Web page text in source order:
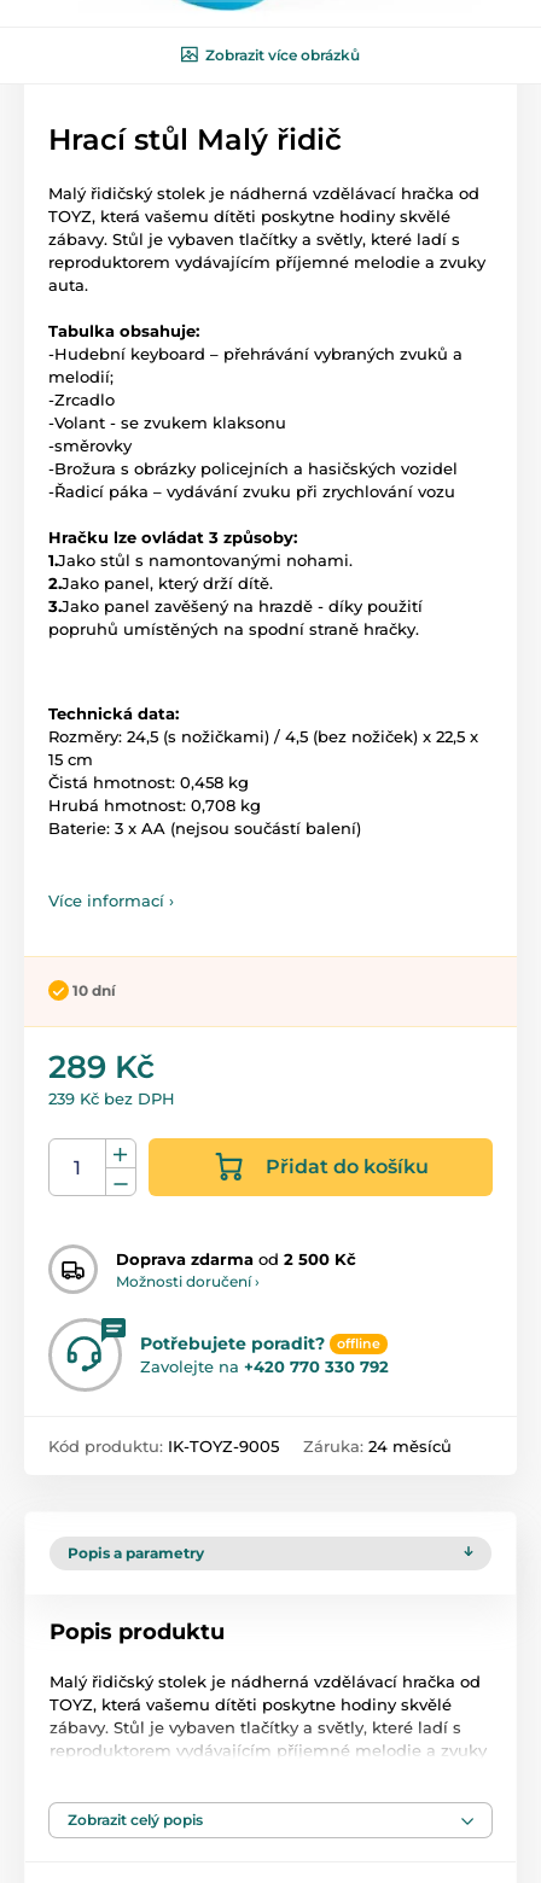
Zobrazit více obrázků
Hrací stůl Malý řidič
Malý řidičský stolek je nádherná vzdělávací hračka od
TOYZ, která vašemu dítěti poskytne hodiny skvělé
zábavy. Stůl je vybaven tlačítky a světly, které ladí s
reproduktorem vydávajícím příjemné melodie a zvuky
auta.
Tabulka obsahuje:
-Hudební keyboard – přehrávání vybraných zvuků a
melodií;
-Zrcadlo
-Volant - se zvukem klaksonu
-směrovky
-Brožura s obrázky policejních a hasičských vozidel
-Řadicí páka – vydávání zvuku při zrychlování vozu
Hračku lze ovládat 3 způsoby:
1.Jako stůl s namontovanými nohami.
2.Jako panel, který drží dítě.
3.Jako panel zavěšený na hrazdě - díky použití
popruhů umístěných na spodní straně hračky.
Technická data:
Rozměry: 24,5 (s nožičkami) / 4,5 (bez nožiček) x 22,5 x
15 cm
Čistá hmotnost: 0,458 kg
Hrubá hmotnost: 0,708 kg
Baterie: 3 x AA (nejsou součástí balení)
Více informací ›
10 dní
289 Kč
239 Kč bez DPH
Přidat do košíku
Doprava zdarma od 2 500 Kč
Možnosti doručení ›
Potřebujete poradit? offline
Zavolejte na +420 770 330 792
Kód produktu: IK-TOYZ-9005 Záruka: 24 měsíců
Popis a parametry
Popis produktu
Malý řidičský stolek je nádherná vzdělávací hračka od
TOYZ, která vašemu dítěti poskytne hodiny skvělé
zábavy. Stůl je vybaven tlačítky a světly, které ladí s
reproduktorem vydávajícím příjemné melodie a zvuky
Tabulka obsahuje:
-Hudební keyboard – přehrávání vybraných zvuků a
Zobrazit celý popis